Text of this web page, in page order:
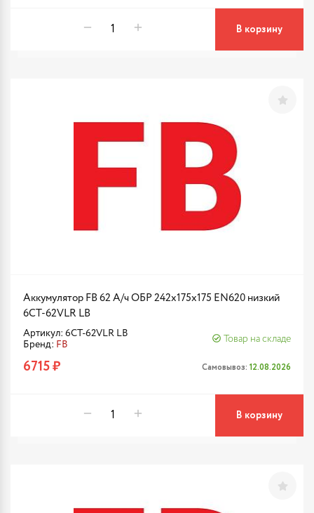
В корзину
Аккумулятор FB 62 А/ч ОБР 242х175х175 EN620 низкий
6CT-62VLR LB
Артикул: 6CT-62VLR LB
Бренд: FB
Товар на складе
6715 ₽ Самовывоз: 12.08.2026
В корзину